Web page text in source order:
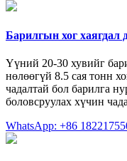
Барилгын хог хаягдал
Үүний 20-30 хувийг
нөлөөгүй 8.5 сая тонн
чадалтай бол барилга
боловсруулах хүчин
WhatsApp: +86